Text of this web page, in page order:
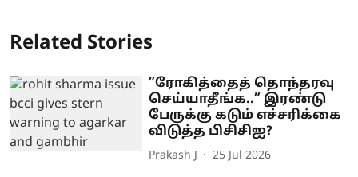
Related Stories
”ரோகித்தைத் தொந்தரவு
செய்யாதீங்க..” இரண்டு
பேருக்கு கடும் எச்சரிக்கை
விடுத்த பிசிசிஐ?
Prakash J 25 Jul 2026